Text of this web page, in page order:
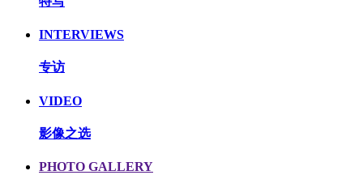
INTERVIEWS
专访
VIDEO
影像之选
PHOTO GALLERY